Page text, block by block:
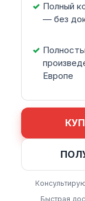
Полный
— без
Европе
Быстрая